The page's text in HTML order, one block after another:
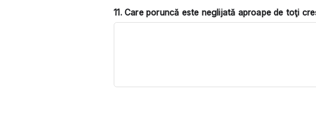
11. Care poruncă este neglijată aproape de toţi